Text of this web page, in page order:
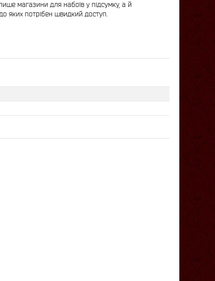
магазини для набоїв у підсумку, а й
яких потрібен швидкий доступ.